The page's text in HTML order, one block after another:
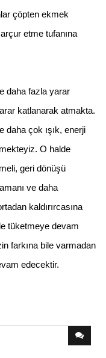
çöpten ekmek
etme tufanına
daha fazla yarar
katlanarak atmakta.
çok ışık, enerji
O halde
geri dönüşü
ve daha
kaldırırcasına
tüketmeye devam
farkına bile varmadan
edecektir.